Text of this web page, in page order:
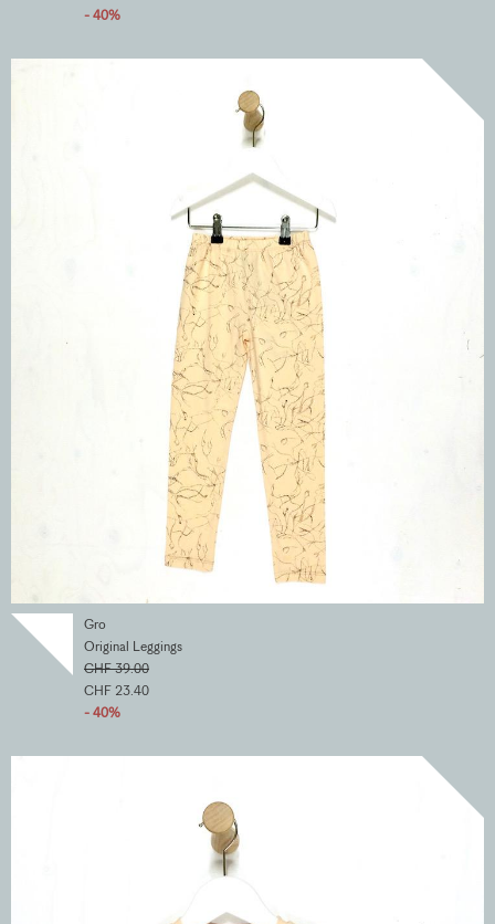
- 40%
Gro
Original Leggings
CHF 39.00
CHF 23.40
- 40%